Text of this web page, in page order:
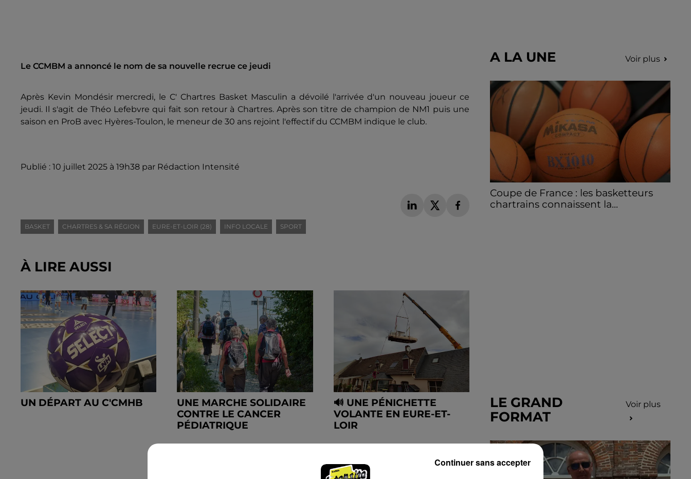
Le CCMBM a annoncé le nom de sa nouvelle recrue ce jeudi
Après Kevin Mondésir mercredi, le C' Chartres Basket Masculin a dévoilé l'arrivée d'un nouveau joueur ce
jeudi. Il s'agit de Théo Lefebvre qui fait son retour à Chartres. Après son titre de champion de NM1 puis une
saison en ProB avec Hyères-Toulon, le meneur de 30 ans rejoint l'effectif du CCMBM indique le club.
Publié : 10 juillet 2025 à 19h38 par Rédaction Intensité
BASKET CHARTRES & SA RÉGION EURE-ET-LOIR (28) INFO LOCALE SPORT
À LIRE AUSSI
UN DÉPART AU C'CMHB
UNE MARCHE SOLIDAIRE
CONTRE LE CANCER
PÉDIATRIQUE
🔊 UNE PÉNICHETTE
VOLANTE EN EURE-ET-
LOIR
A LA UNE Voir plus
Coupe de France : les basketteurs
chartrains connaissent la...
LE GRAND
FORMAT
Voir plus
Continuer sans accepter